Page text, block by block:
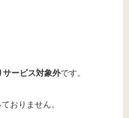
サービス対象外です。
おりません。